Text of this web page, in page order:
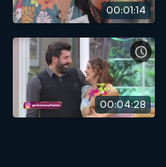
00:01:14
00:04:28